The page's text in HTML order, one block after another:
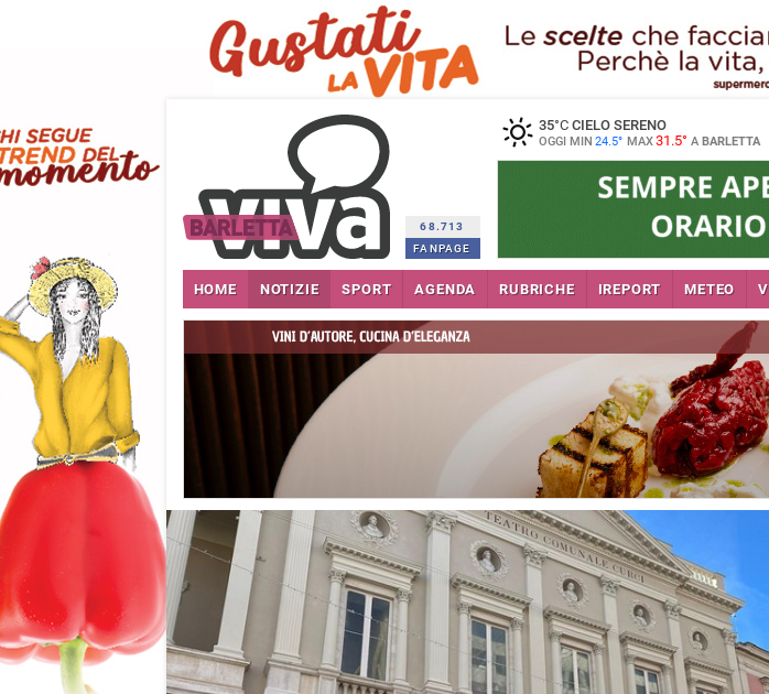
68.713
FANPAGE
35°CCIELO SERENO
OGGI MIN 24.5° MAX31.5° A BARLETTA
HOME NOTIZIE SPORT AGENDA RUBRICHE IREPORT METEO